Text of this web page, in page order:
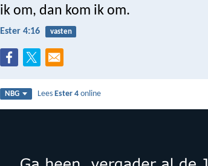
ik om, dan kom ik om.
Ester 4:16 vasten
NBG LeesEster 4 online